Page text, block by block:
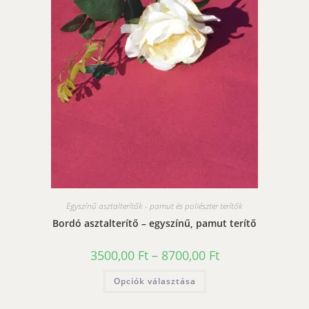
Egyszínű asztalterítők - pamut és poliészter terítők
Bordó asztalterítő – egyszínű, pamut terítő
3500,00 Ft – 8700,00 FtÁrtartomány:
3500,00 Ft
Opciók választása